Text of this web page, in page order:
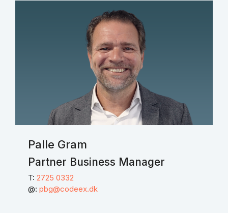
Palle Gram
Partner Business Manager
T: 2725 0332
@: pbg@codeex.dk